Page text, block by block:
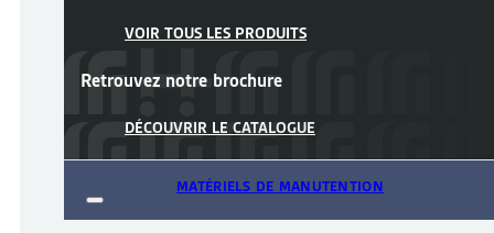
VOIR TOUS LES PRODUITS
Retrouvez notre brochure
DÉCOUVRIR LE CATALOGUE
MATÉRIELS DE MANUTENTION